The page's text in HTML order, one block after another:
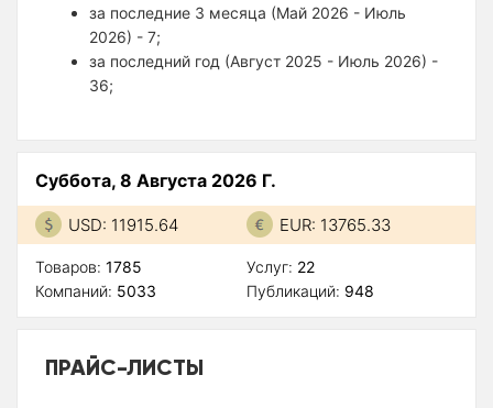
за последние 3 месяца (Май 2026 - Июль
2026) - 7;
за последний год (Август 2025 - Июль 2026) -
36;
Суббота, 8 Августа 2026 Г.
USD: 11915.64 EUR: 13765.33
Товаров: 1785
Компаний: 5033
Услуг: 22
Публикаций: 948
ПРАЙС-ЛИСТЫ